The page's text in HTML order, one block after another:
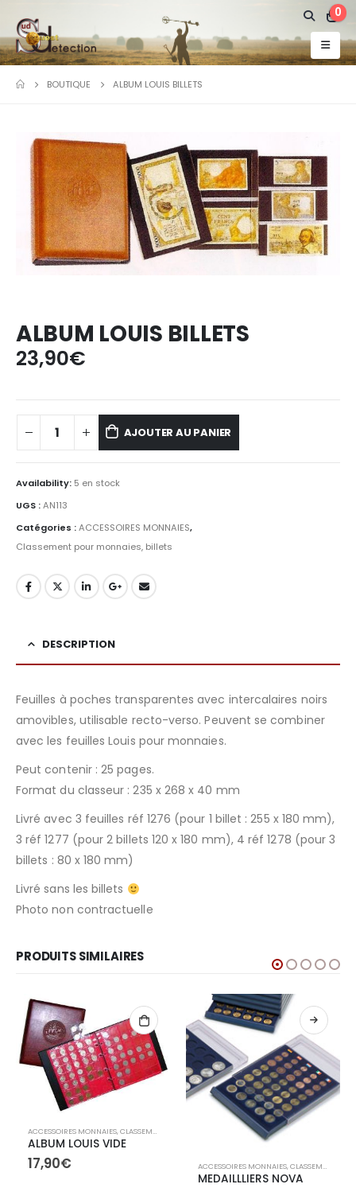
0
BOUTIQUE ALBUM LOUIS BILLETS
ALBUM LOUIS BILLETS
23,90€
AJOUTER AU PANIER
Availability: 5 en stock
UGS :AN113
Catégories :ACCESSOIRES MONNAIES,
Classement pour monnaies, billets
DESCRIPTION
Feuilles à poches transparentes avec intercalaires noirs
amovibles, utilisable recto-verso. Peuvent se combiner
avec les feuilles Louis pour monnaies.
Peut contenir : 25 pages.
Format du classeur : 235 x 268 x 40 mm
Livré avec 3 feuilles réf 1276 (pour 1 billet : 255 x 180 mm),
3 réf 1277 (pour 2 billets 120 x 180 mm), 4 réf 1278 (pour 3
billets : 80 x 180 mm)
Livré sans les billets
Photo non contractuelle
PRODUITS SIMILAIRES
ACCESSOIRES MONNAIES,CLASSEMENT POUR MONNAIES, BILLETS
ALBUM LOUIS VIDE
17,90€ ACCESSOIRES MONNAIES,CLASSEMENT POUR MONNAIES, BILLETS
MEDAILLLIERS NOVA